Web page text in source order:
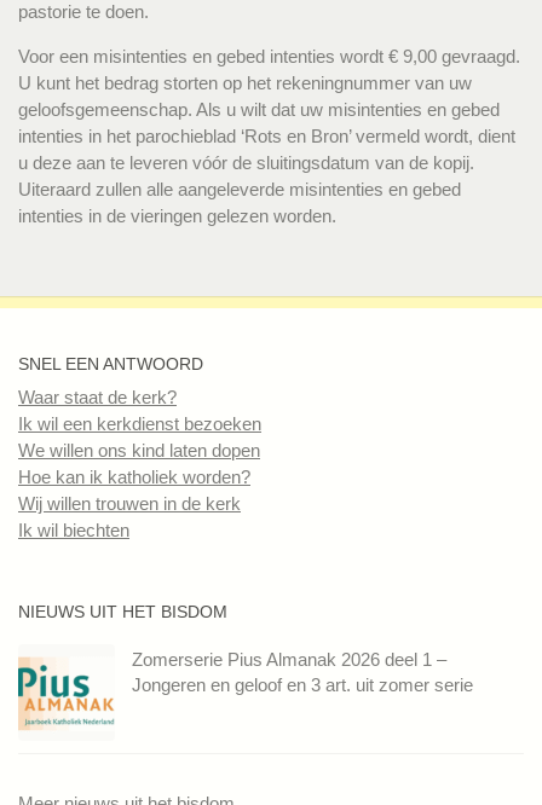
pastorie te doen.
Voor een misintenties en gebed intenties wordt € 9,00 gevraagd.
U kunt het bedrag storten op het rekeningnummer van uw
geloofsgemeenschap. Als u wilt dat uw misintenties en gebed
intenties in het parochieblad ‘Rots en Bron’ vermeld wordt, dient
u deze aan te leveren vóór de sluitingsdatum van de kopij.
Uiteraard zullen alle aangeleverde misintenties en gebed
intenties in de vieringen gelezen worden.
SNEL EEN ANTWOORD
Waar staat de kerk?
Ik wil een kerkdienst bezoeken
We willen ons kind laten dopen
Hoe kan ik katholiek worden?
Wij willen trouwen in de kerk
Ik wil biechten
NIEUWS UIT HET BISDOM
Zomerserie Pius Almanak 2026 deel 1 –
Jongeren en geloof en 3 art. uit zomer serie